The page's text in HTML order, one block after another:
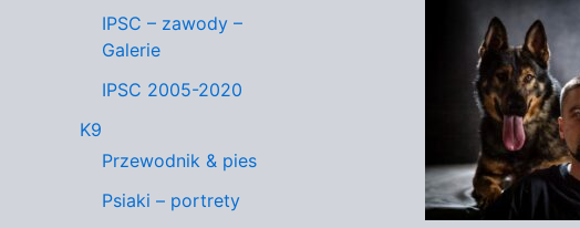
IPSC – zawody –
Galerie
IPSC 2005-2020
K9
Przewodnik & pies
Psiaki – portrety